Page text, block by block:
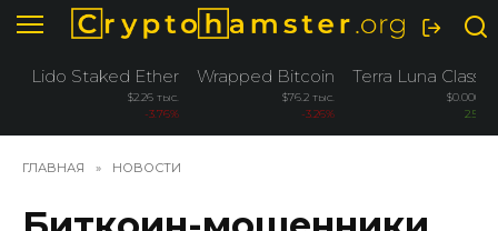
Перейти
содержанию
Lido Staked Ether
$2.26 тыс.
-3.76%
Wrapped Bitcoin
$76.2 тыс.
-3.26%
Terra Luna Classic
$0.00005
2.50%
ГЛАВНАЯ » НОВОСТИ